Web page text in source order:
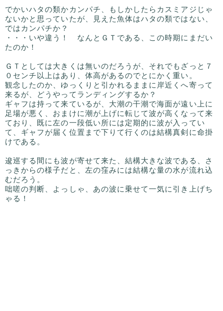
でかいハタの類かカンパチ、もしかしたらカスミアジじゃ
ないかと思っていたが、見えた魚体はハタの類ではない、
ではカンパチか？
・・・いや違う！ なんとＧＴである、この時期にまだい
たのか！
ＧＴとしては大きくは無いのだろうが、それでもざっと７
０センチ以上はあり、体高があるのでとにかく重い。
観念したのか、ゆっくりと引かれるままに岸近くへ寄って
来るが、どうやってランディングするか？
ギャフは持って来ているが、大潮の干潮で海面が遠い上に
足場が悪く、おまけに潮が上げに転じて波が高くなって来
ており、既に左の一段低い所には定期的に波が入ってい
て、ギャフが届く位置まで下りて行くのは結構真剣に命掛
けである。
逡巡する間にも波が寄せて来た、結構大きな波である、さ
っきからの様子だと、左の窪みには結構な量の水が流れ込
むだろう。
咄嗟の判断、よっしゃ、あの波に乗せて一気に引き上げち
ゃる！